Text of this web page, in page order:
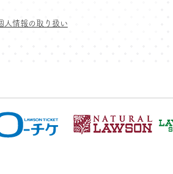
人情報の取り扱い